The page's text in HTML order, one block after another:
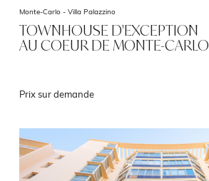
Monte-Carlo - Villa Palazzino
TOWNHOUSE D'EXCEPTION
AU COEUR DE MONTE-CARLO
Prix sur demande